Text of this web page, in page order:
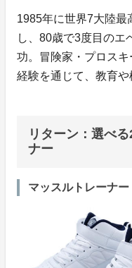
1985年に世界7大陸最
し、80歳で3度目のエ
功。冒険家・プロス
経験を通じて、教育や
リターン：選べ
ナー
マッスルトレーナ